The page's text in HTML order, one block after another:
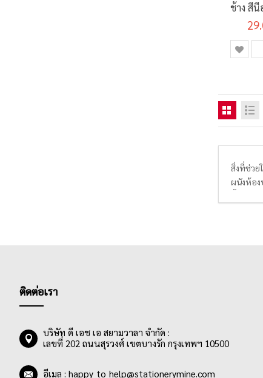
ช้าง สี
สิ่งที่ช่วย
ผนังห้อง
ซื้อหลา
ที่ชอบ,
ติดต่อเรา
บริษัท ดี เอช เอ สยามวาลา จำกัด :
เลขที่ 202 ถนนสุรวงศ์ เขตบางรัก กรุงเทพฯ 10500
อีเมล : happy_to_help@stationerymine.com